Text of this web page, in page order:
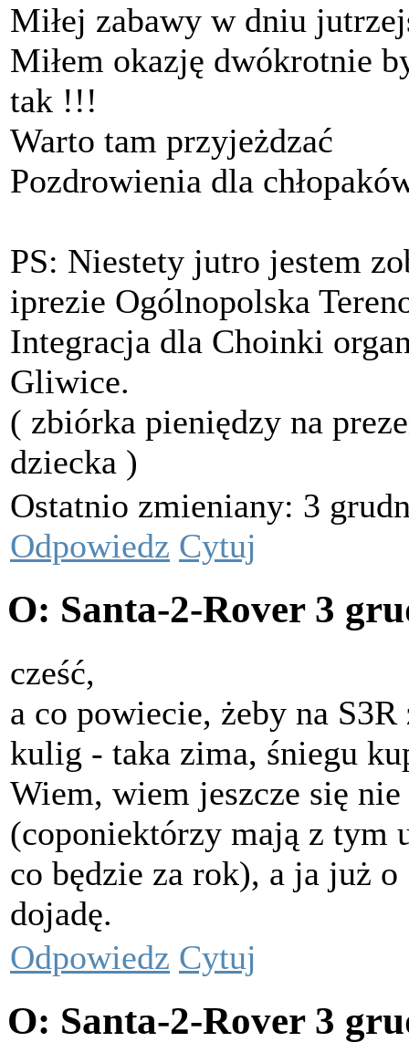
Miłej zabawy w dniu
Miłem okazję dwókrotnie
tak !!!
Warto tam przyjeżdzać
Pozdrowienia dla
PS: Niestety jutro jestem
iprezie Ogólnopolska
Integracja dla Choinki
Gliwice.
( zbiórka pieniędzy na
dziecka )
Ostatnio zmieniany: 3
Odpowiedz Cytuj
O: Santa-2-Rover 3
cześć,
a co powiecie, żeby na
kulig - taka zima, śniegu
Wiem, wiem jeszcze się nie
(coponiektórzy mają z tym
co będzie za rok), a ja już
dojadę.
Odpowiedz Cytuj
O: Santa-2-Rover 3